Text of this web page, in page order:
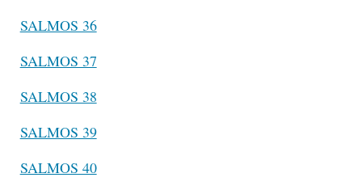
SALMOS 36
SALMOS 37
SALMOS 38
SALMOS 39
SALMOS 40